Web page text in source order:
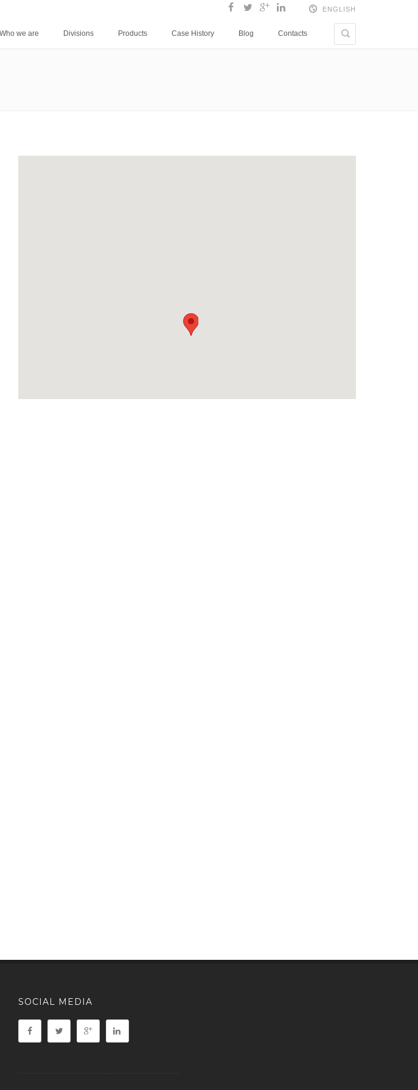
ENGLISH
Who we are Divisions Products Case History Blog Contacts
SOCIAL MEDIA